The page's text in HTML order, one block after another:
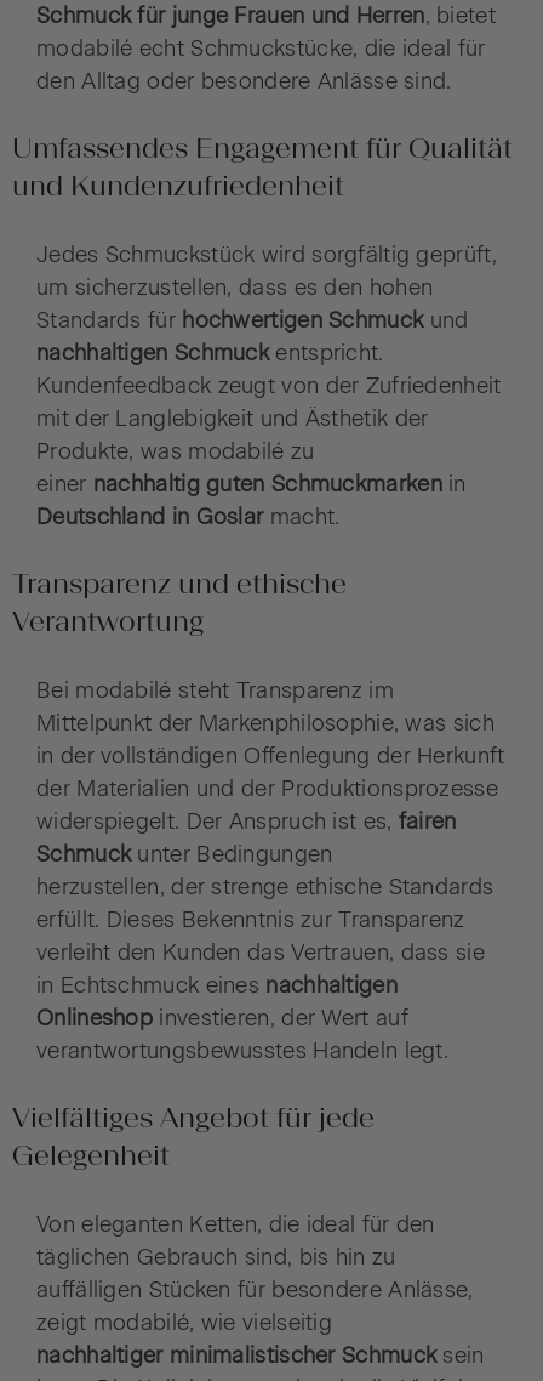
Schmuck für junge Frauen und Herren, bietet
modabilé echt Schmuckstücke, die ideal für
den Alltag oder besondere Anlässe sind.
Umfassendes Engagement für Qualität
und Kundenzufriedenheit
Jedes Schmuckstück wird sorgfältig geprüft,
um sicherzustellen, dass es den hohen
Standards für hochwertigen Schmuckund
nachhaltigen Schmuckentspricht.
Kundenfeedback zeugt von der Zufriedenheit
mit der Langlebigkeit und Ästhetik der
Produkte, was modabilé zu
einer nachhaltig guten Schmuckmarkenin
Deutschland in Goslarmacht.
Transparenz und ethische
Verantwortung
Bei modabilé steht Transparenz im
Mittelpunkt der Markenphilosophie, was sich
in der vollständigen Offenlegung der Herkunft
der Materialien und der Produktionsprozesse
widerspiegelt. Der Anspruch ist es, fairen
Schmuckunter Bedingungen
herzustellen, der strenge ethische Standards
erfüllt. Dieses Bekenntnis zur Transparenz
verleiht den Kunden das Vertrauen, dass sie
in Echtschmuck eines nachhaltigen
Onlineshop investieren, der Wert auf
verantwortungsbewusstes Handeln legt.
Vielfältiges Angebot für jede
Gelegenheit
Von eleganten Ketten, die ideal für den
täglichen Gebrauch sind, bis hin zu
auffälligen Stücken für besondere Anlässe,
zeigt modabilé, wie vielseitig
nachhaltiger minimalistischer Schmucksein